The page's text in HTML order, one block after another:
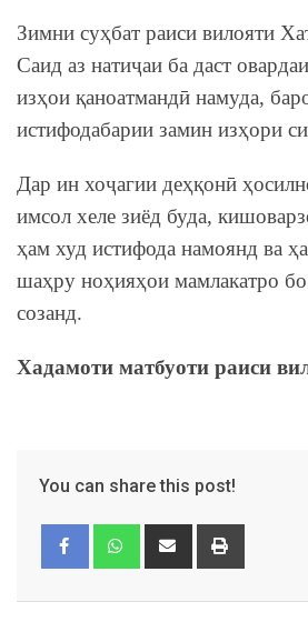
Зимни суҳбат раиси вилояти
Саид аз натиҷаи ба даст
изҳои қаноатмандӣ намуда,
истифодабарии замин изҳори
Дар ин хоҷагии деҳқонӣ
имсол хеле зиёд буда,
ҳам худ истифода намоянд ва
шаҳру ноҳияҳои мамлакатро
созанд.
Хадамоти матбуоти раиси
You can share this post!